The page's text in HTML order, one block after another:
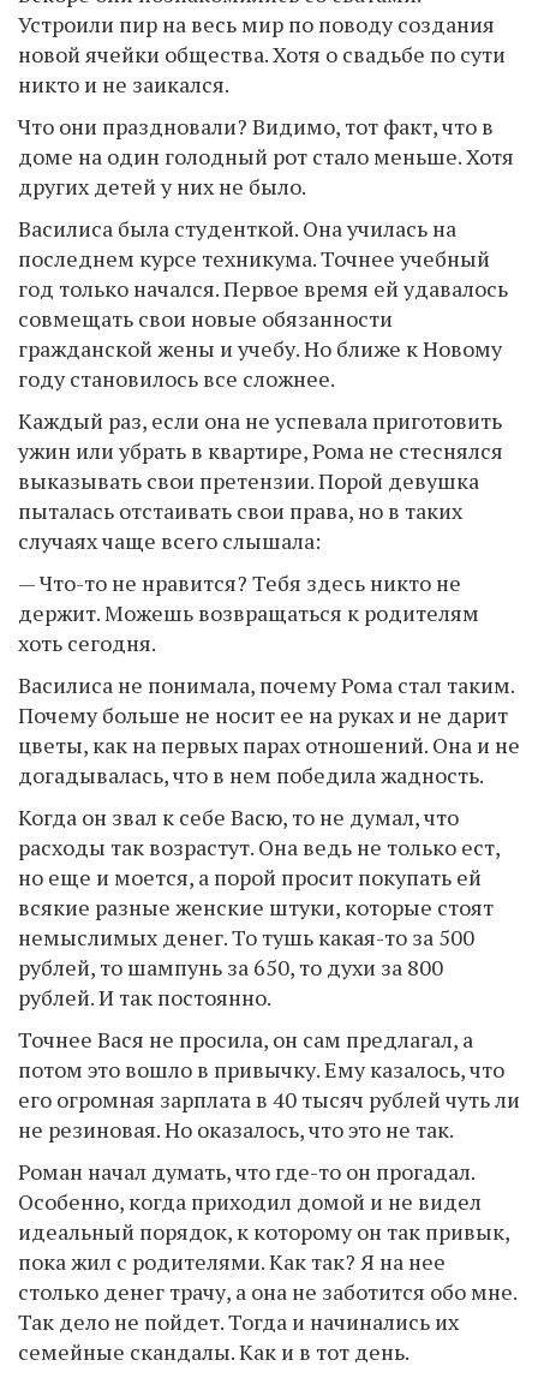
Устроили пир на весь мир по поводу создания
новой ячейки общества. Хотя о свадьбе по сути
никто и не заикался.
Что они праздновали? Видимо, тот факт, что в
доме на один голодный рот стало меньше. Хотя
других детей у них не было.
Василиса была студенткой. Она училась на
последнем курсе техникума. Точнее учебный
год только начался. Первое время ей удавалось
совмещать свои новые обязанности
гражданской жены и учебу. Но ближе к Новому
году становилось все сложнее.
Каждый раз, если она не успевала приготовить
ужин или убрать в квартире, Рома не стеснялся
выказывать свои претензии. Порой девушка
пыталась отстаивать свои права, но в таких
случаях чаще всего слышала:
— Что-то не нравится? Тебя здесь никто не
держит. Можешь возвращаться к родителям
хоть сегодня.
Василиса не понимала, почему Рома стал таким.
Почему больше не носит ее на руках и не дарит
цветы, как на первых парах отношений. Она и не
догадывалась, что в нем победила жадность.
Когда он звал к себе Васю, то не думал, что
расходы так возрастут. Она ведь не только ест,
но еще и моется, а порой просит покупать ей
всякие разные женские штуки, которые стоят
немыслимых денег. То тушь какая-то за 500
рублей, то шампунь за 650, то духи за 800
рублей. И так постоянно.
Точнее Вася не просила, он сам предлагал, а
потом это вошло в привычку. Ему казалось, что
его огромная зарплата в 40 тысяч рублей чуть ли
не резиновая. Но оказалось, что это не так.
Роман начал думать, что где-то он прогадал.
Особенно, когда приходил домой и не видел
идеальный порядок, к которому он так привык,
пока жил с родителями. Как так? Я на нее
столько денег трачу, а она не заботится обо мне.
Так дело не пойдет. Тогда и начинались их
семейные скандалы. Как и в тот день.